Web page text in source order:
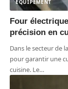
ÉQUIPEMENT
Four
précision en
Dans le secteur de
pour garantir une
cuisine. Le…